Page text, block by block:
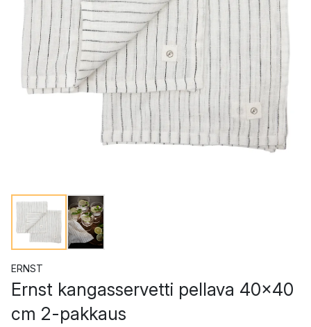
ERNST
Ernst kangasservetti pellava 40x40
cm 2-pakkaus